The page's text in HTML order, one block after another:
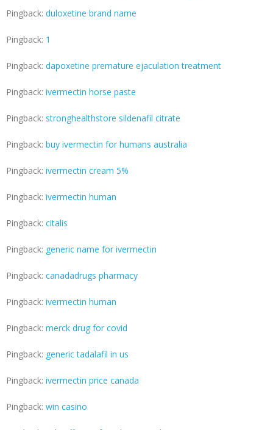
Pingback: duloxetine brand name
Pingback: 1
Pingback: dapoxetine premature ejaculation treatment
Pingback: ivermectin horse paste
Pingback: stronghealthstore sildenafil citrate
Pingback: buy ivermectin for humans australia
Pingback: ivermectin cream 5%
Pingback: ivermectin human
Pingback: citalis
Pingback: generic name for ivermectin
Pingback: canadadrugs pharmacy
Pingback: ivermectin human
Pingback: merck drug for covid
Pingback: generic tadalafil in us
Pingback: ivermectin price canada
Pingback: win casino